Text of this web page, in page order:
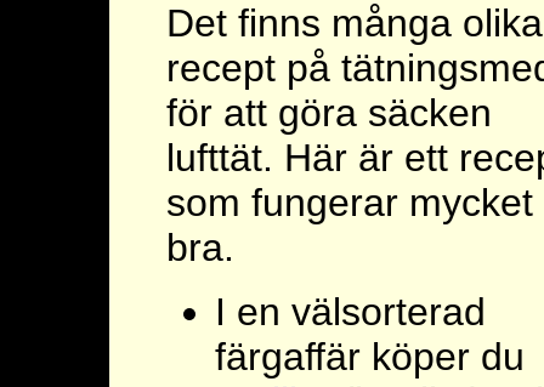
Det finns många olika
recept på
för att göra säcken
lufttät. Här är ett
som fungerar mycket
bra.
I en välsorterad
färgaffär köper du